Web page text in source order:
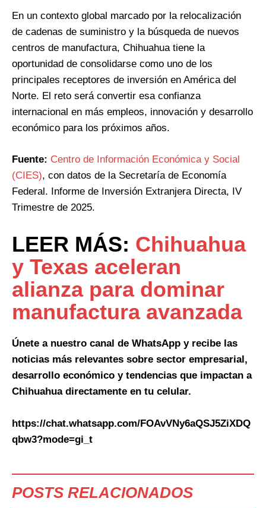
En un contexto global marcado por la relocalización
de cadenas de suministro y la búsqueda de nuevos
centros de manufactura, Chihuahua tiene la
oportunidad de consolidarse como uno de los
principales receptores de inversión en América del
Norte. El reto será convertir esa confianza
internacional en más empleos, innovación y desarrollo
económico para los próximos años.
Fuente: Centro de Información Económica y Social
(CIES), con datos de la Secretaría de Economía
Federal. Informe de Inversión Extranjera Directa, IV
Trimestre de 2025.
LEER MÁS: Chihuahua
y Texas aceleran
alianza para dominar
manufactura avanzada
Únete a nuestro canal de WhatsApp y recibe las
noticias más relevantes sobre sector empresarial,
desarrollo económico y tendencias que impactan a
Chihuahua directamente en tu celular.
https://chat.whatsapp.com/FOAvVNy6aQSJ5ZiXDQ
qbw3?mode=gi_t
POSTS RELACIONADOS